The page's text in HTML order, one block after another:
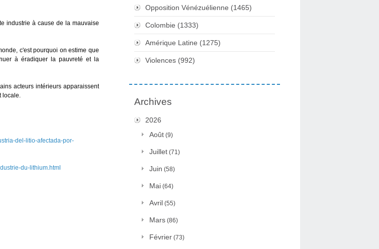
industrie à cause de la mauvaise
c'est pourquoi on estime que
à éradiquer la pauvreté et la
acteurs intérieurs apparaissent
locale.
del-litio-afectada-por-
du-lithium.html
Opposition Vénézuélienne (1465)
Colombie (1333)
Amérique Latine (1275)
Violences (992)
Archives
2026
Août (9)
Juillet (71)
Juin (58)
Mai (64)
Avril (55)
Mars (86)
Février (73)